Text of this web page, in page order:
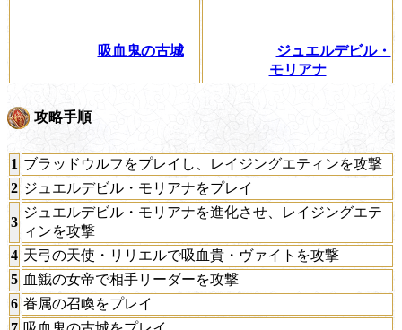
吸血鬼の古城
ジュエルデビル・
モリアナ
攻略手順
1 ブラッドウルフをプレイし、レイジングエティンを攻撃
2 ジュエルデビル・モリアナをプレイ
3
ジュエルデビル・モリアナを進化させ、レイジングエテ
ィンを攻撃
4 天弓の天使・リリエルで吸血貴・ヴァイトを攻撃
5 血餓の女帝で相手リーダーを攻撃
6 眷属の召喚をプレイ